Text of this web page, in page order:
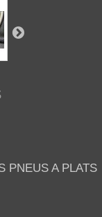
PNEUS A PLATS